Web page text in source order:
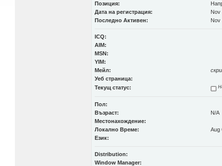
Позиция:
Дата на регистрация:
Nov
Последно Активен:
Nov
ICQ:
AIM:
MSN:
YIM:
Мейл:
Уеб страница:
Текущ статус:
Пол:
Възраст:
N/A
Местонахождение:
Локално Време:
Aug
Език:
Distribution:
Window Manager: